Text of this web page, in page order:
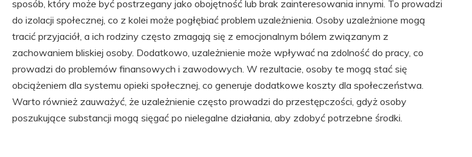
sposób, który może być postrzegany jako obojętność lub brak zainteresowania innymi. To prowadzi
do izolacji społecznej, co z kolei może pogłębiać problem uzależnienia. Osoby uzależnione mogą
tracić przyjaciół, a ich rodziny często zmagają się z emocjonalnym bólem związanym z
zachowaniem bliskiej osoby. Dodatkowo, uzależnienie może wpływać na zdolność do pracy, co
prowadzi do problemów finansowych i zawodowych. W rezultacie, osoby te mogą stać się
obciążeniem dla systemu opieki społecznej, co generuje dodatkowe koszty dla społeczeństwa.
Warto również zauważyć, że uzależnienie często prowadzi do przestępczości, gdyż osoby
poszukujące substancji mogą sięgać po nielegalne działania, aby zdobyć potrzebne środki.